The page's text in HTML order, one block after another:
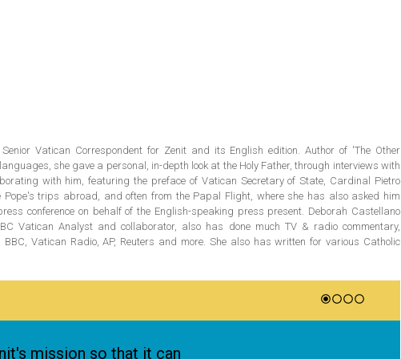
Vatican Correspondent for Zenit and its English edition. Author of 'The Other
she gave a personal, in-depth look at the Holy Father, through interviews with
with him, featuring the preface of Vatican Secretary of State, Cardinal Pietro
Pope's trips abroad, and often from the Papal Flight, where she has also asked him
conference on behalf of the English-speaking press present. Deborah Castellano
Vatican Analyst and collaborator, also has done much TV & radio commentary,
BBC, Vatican Radio, AP, Reuters and more. She also has written for various Catholic